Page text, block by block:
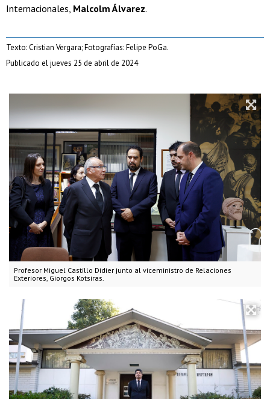
Profesor Miguel Castillo Didier junto al viceministro de Relaciones
Exteriores, Giorgos Kotsiras.
Internacionales, Malcolm Álvarez.
Texto: Cristian Vergara; Fotografías: Felipe PoGa.
Publicado el jueves 25 de abril de 2024